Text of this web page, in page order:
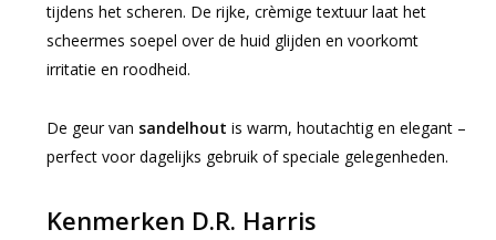
tijdens het scheren. De rijke, crèmige textuur laat het
scheermes soepel over de huid glijden en voorkomt
irritatie en roodheid.
De geur van sandelhout is warm, houtachtig en elegant –
perfect voor dagelijks gebruik of speciale gelegenheden.
Kenmerken D.R. Harris